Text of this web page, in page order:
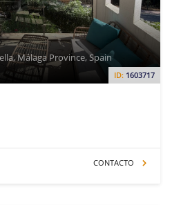
ID: 1603717
Málaga Province, Spain
CONTACTO